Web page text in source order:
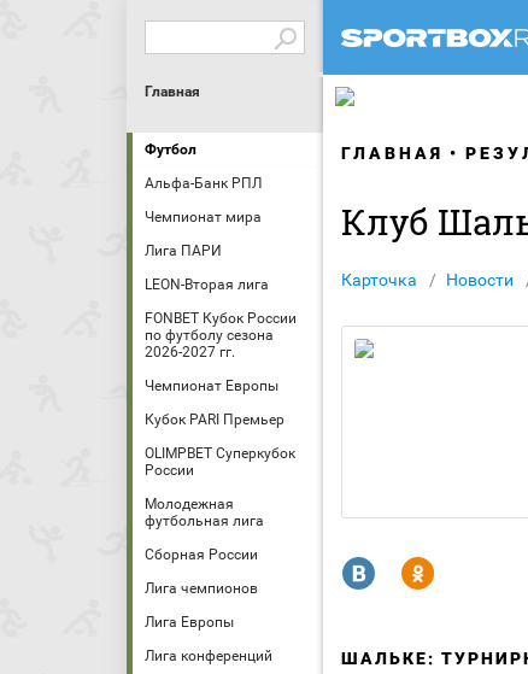
Главная
Футбол
Альфа-Банк РПЛ
Чемпионат мира
Лига ПАРИ
LEON-Вторая лига
FONBET Кубок России
по футболу сезона
2026-2027 гг.
Чемпионат Европы
Кубок PARI Премьер
OLIMPBET Суперкубок
России
Молодежная
футбольная лига
Сборная России
Лига чемпионов
Лига Европы
Лига конференций
ГЛАВНАЯ
Клуб
Карточка Новости
R Y
ШАЛЬКЕ: